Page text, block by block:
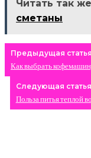
Читать так
сметаны
Предыдущая статья
Как выбрать
Следующая статья
Польза питья теплой